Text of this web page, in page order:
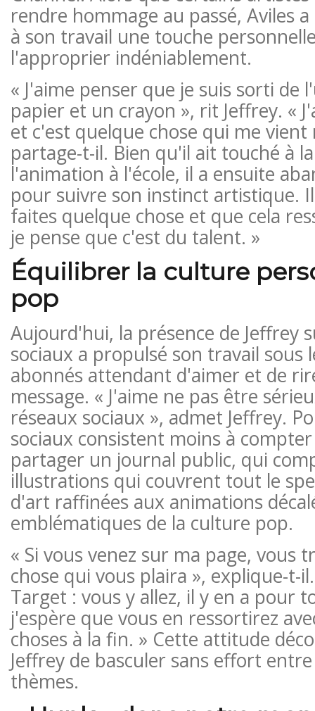
rendre hommage au passé, Aviles
à son travail une touche
l'approprier indéniablement.
« J'aime penser que je suis sorti de
papier et un crayon », rit Jeffrey. «
et c'est quelque chose qui me
partage-t-il. Bien qu'il ait touché à
l'animation à l'école, il a ensuite
pour suivre son instinct artistique.
faites quelque chose et que cela
je pense que c'est du talent. »
Équilibrer la culture
pop
Aujourd'hui, la présence de Jeffrey
sociaux a propulsé son travail sous
abonnés attendant d'aimer et de
message. « J'aime ne pas être
réseaux sociaux », admet Jeffrey.
sociaux consistent moins à
partager un journal public, qui
illustrations qui couvrent tout le
d'art raffinées aux animations
emblématiques de la culture pop.
« Si vous venez sur ma page, vous
chose qui vous plaira », explique-t-
Target : vous y allez, il y en a pour
j'espère que vous en ressortirez
choses à la fin. » Cette attitude
Jeffrey de basculer sans effort
thèmes.